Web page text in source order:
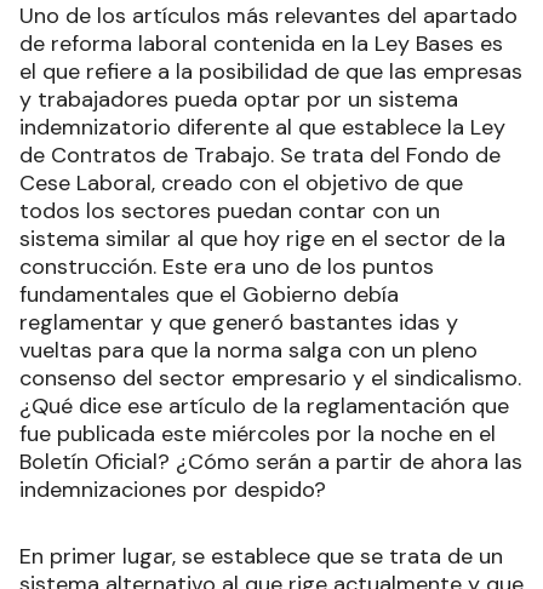
Uno de los artículos más relevantes del apartado
de reforma laboral contenida en la Ley Bases es
el que refiere a la posibilidad de que las empresas
y trabajadores pueda optar por un sistema
indemnizatorio diferente al que establece la Ley
de Contratos de Trabajo. Se trata del Fondo de
Cese Laboral, creado con el objetivo de que
todos los sectores puedan contar con un
sistema similar al que hoy rige en el sector de la
construcción. Este era uno de los puntos
fundamentales que el Gobierno debía
reglamentar y que generó bastantes idas y
vueltas para que la norma salga con un pleno
consenso del sector empresario y el sindicalismo.
¿Qué dice ese artículo de la reglamentación que
fue publicada este miércoles por la noche en el
Boletín Oficial? ¿Cómo serán a partir de ahora las
indemnizaciones por despido?
En primer lugar, se establece que se trata de un